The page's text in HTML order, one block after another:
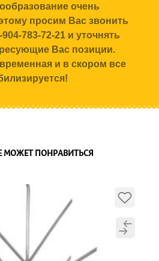
очень
просим Вас звонить
783-72-21 и уточнять
Вас позиции.
и в скором все
МОЖЕТ ПОНРАВИТЬСЯ